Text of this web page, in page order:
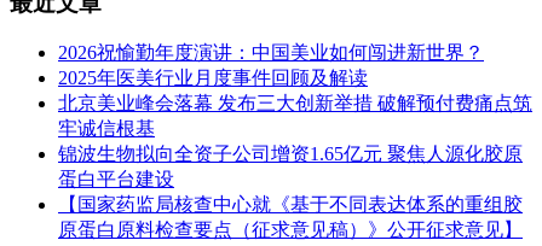
2026祝愉勤年度演讲：中国美业如何闯进新世界？
2025年医美行业月度事件回顾及解读
北京美业峰会落幕 发布三大创新举措 破解预付费痛点筑
牢诚信根基
锦波生物拟向全资子公司增资1.65亿元 聚焦人源化胶原
蛋白平台建设
【国家药监局核查中心就《基于不同表达体系的重组胶
原蛋白原料检查要点（征求意见稿）》公开征求意见】